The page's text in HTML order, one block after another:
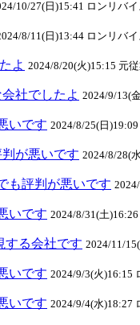
10/27(日)15:41 ロンリバ
8/11(日)13:44 ロンリバ
よ 2024/8/20(火)15:15 元
社でしたよ 2024/9/13(
いです 2024/8/25(日
が悪いです 2024/8/28(
も評判が悪いです
いです 2024/8/31(土
する会社です 2024/11/
いです 2024/9/3(火)16:15
いです 2024/9/4(水)18:27